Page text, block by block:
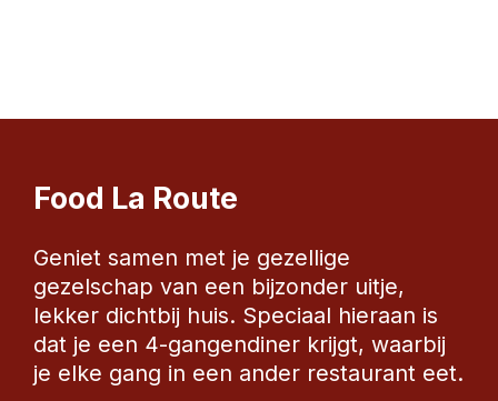
Food La Route
Geniet samen met je gezellige
gezelschap van een bijzonder uitje,
lekker dichtbij huis. Speciaal hieraan is
dat je een 4-gangendiner krijgt, waarbij